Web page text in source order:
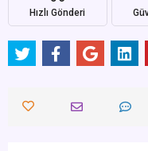
Hızlı Gönderi